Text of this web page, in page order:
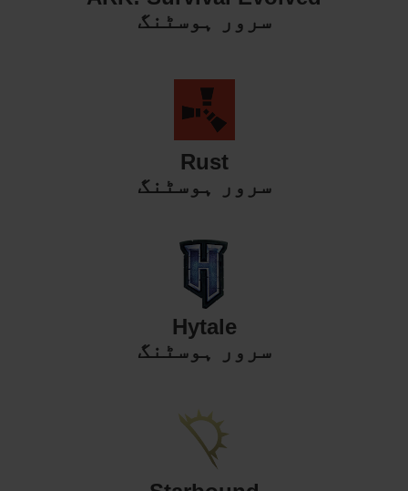
سرور ہوسٹنگ
Rust
سرور ہوسٹنگ
Hytale
سرور ہوسٹنگ